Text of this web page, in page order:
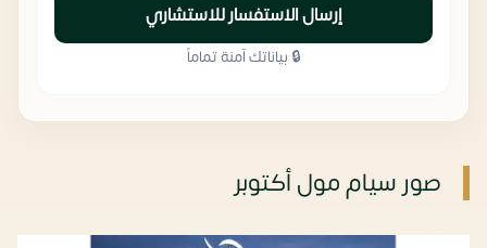
إرسال الاستفسار للاستشاري
🔒 بياناتك آمنة تماماً
صور سيام مول أكتوبر